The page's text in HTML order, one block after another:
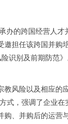
办的跨国经营人才
邀担任该跨国并购
识别及前期防范》
教风险以及相应的
式，强调了企业在
购、并购后的运营